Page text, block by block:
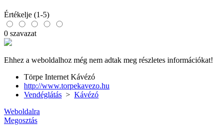
Értékelje (1-5)
0 szavazat
Ehhez a weboldalhoz még nem adtak meg részletes információkat!
Törpe Internet Kávézó
http://www.torpekavezo.hu
Vendéglátás > Kávézó
Weboldalra
Megosztás